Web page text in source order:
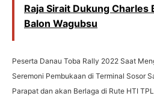
Raja Sirait Dukung Charles
Balon Wagubsu
Peserta Danau Toba Rally 2022 Saat
Seremoni Pembukaan di Terminal Sosor
Parapat dan akan Berlaga di Rute HTI